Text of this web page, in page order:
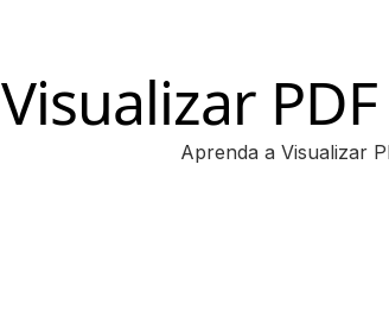
Visualizar
Aprenda a Visualizar